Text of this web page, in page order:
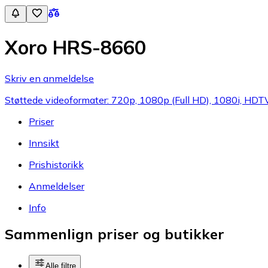
Xoro HRS-8660
Skriv en anmeldelse
Støttede videoformater: 720p, 1080p (Full HD), 1080i,
Priser
Innsikt
Prishistorikk
Anmeldelser
Info
Sammenlign priser og butikker
Alle filtre